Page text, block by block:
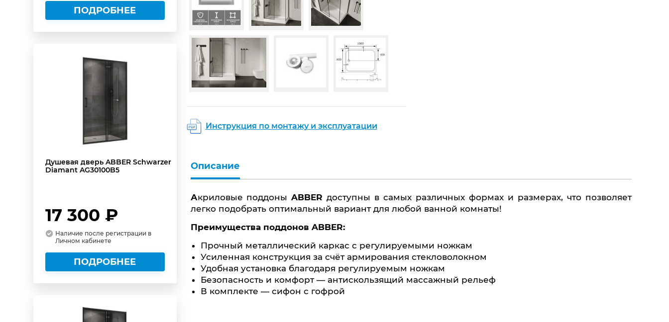
ПОДРОБНЕЕ
Душевая дверь ABBER Schwarzer
Diamant AG30100B5
17 300 ₽
Наличие после регистрации в
Личном кабинете
ПОДРОБНЕЕ
Инструкция по монтажу и эксплуатации
Описание
Акриловые поддоныABBER доступны в самых различных формах и размерах, что позволяет
легко подобрать оптимальный вариант для любой ванной комнаты!
Преимущества поддонов ABBER:
Прочный металлический каркас с регулируемыми ножкам
Усиленная конструкция за счёт армирования стекловолокном
Удобная установка благодаря регулируемым ножкам
Безопасность и комфорт — антискользящий массажный рельеф
В комплекте — сифон с гофрой